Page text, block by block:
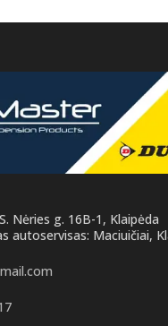
Nėries g. 16B-1, Klaipėda
autoservisas: Maciuičiai,